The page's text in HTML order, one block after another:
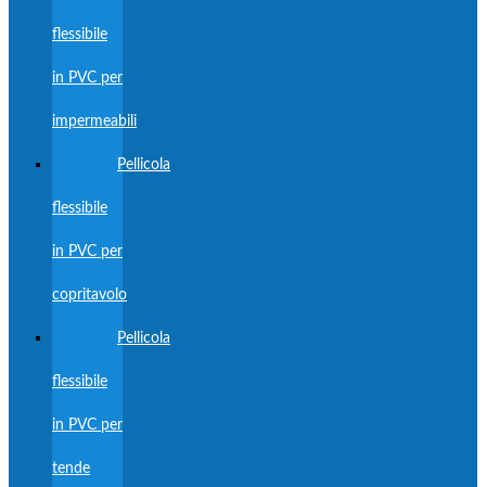
flessibile
in PVC per
impermeabili
Pellicola
flessibile
in PVC per
copritavolo
Pellicola
flessibile
in PVC per
tende